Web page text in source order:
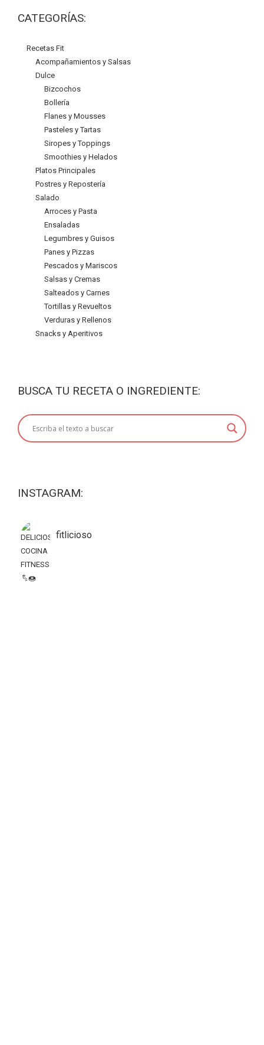
CATEGORÍAS:
Recetas Fit
Acompañamientos y Salsas
Dulce
Bizcochos
Bollería
Flanes y Mousses
Pasteles y Tartas
Siropes y Toppings
Smoothies y Helados
Platos Principales
Postres y Repostería
Salado
Arroces y Pasta
Ensaladas
Legumbres y Guisos
Panes y Pizzas
Pescados y Mariscos
Salsas y Cremas
Salteados y Carnes
Tortillas y Revueltos
Verduras y Rellenos
Snacks y Aperitivos
BUSCA TU RECETA O INGREDIENTE:
INSTAGRAM:
fitlicioso